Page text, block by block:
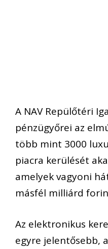
A NAV Repülőtéri
pénzügyőrei az
több mint 3000
piacra kerülését
amelyek vagyoni
másfél milliárd
Az elektronikus
egyre jelentősebb,